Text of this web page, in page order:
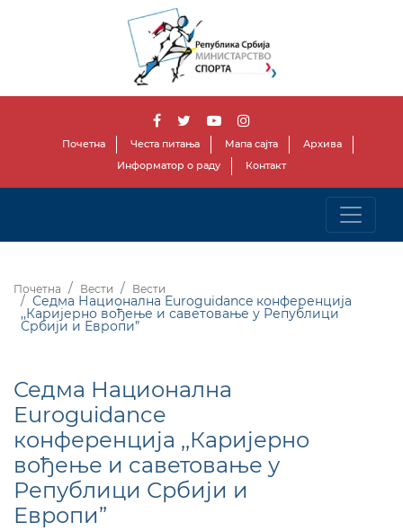
Почетна Честа питања Мапа сајта
Архива
Информатор о раду
Контакт
Почетна Вести Вести
Седма Национална Euroguidance конференцијa
,,Каријерно вођење и саветовање у Републици
Србији и Европи”
Седма Национална
Euroguidance
конференцијa ,,Каријерно
вођење и саветовање у
Републици Србији и
Европи”